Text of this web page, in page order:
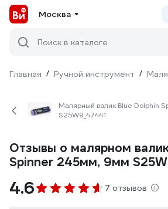
Москва
Поиск в каталоге
Главная / Ручной инструмент /
Малярный валик Blue Dolphin
S25W9_47441
Отзывы о малярном
Spinner 245мм, 9мм
4.6 7 отзывов